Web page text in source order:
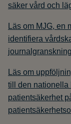
säker vård och
Läs om MJG, en
identifiera
Läs om
till den nationella
patientsäkerhet